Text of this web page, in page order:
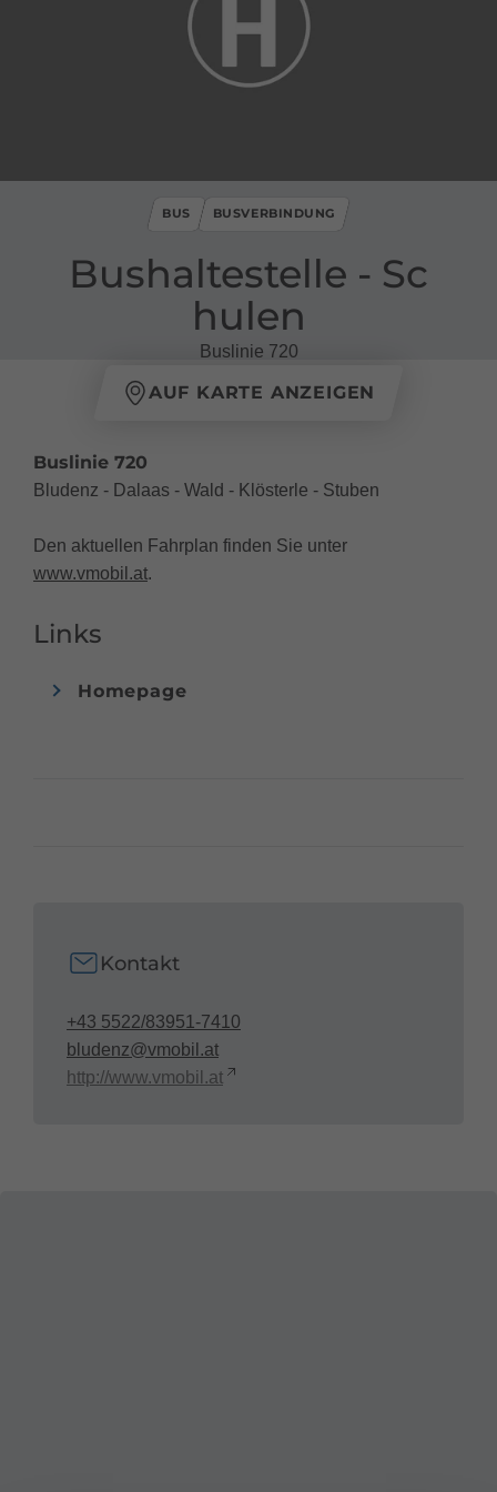
Bushaltestelle ​-​ Sc
hulen
BUS BUSVERBINDUNG
Buslinie 720
AUF KARTE ANZEIGEN
Buslinie 720
Bludenz - Dalaas - Wald - Klösterle - Stuben
Den aktuellen Fahrplan finden Sie unter
www.vmobil.at.
Links
Homepage
Kontakt
+43 5522/83951-7410
bludenz@vmobil.at
http://www.vmobil.at